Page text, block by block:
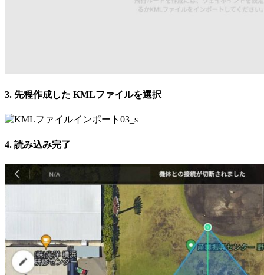
3. 先程作成した KMLファイルを選択
4. 読み込み完了